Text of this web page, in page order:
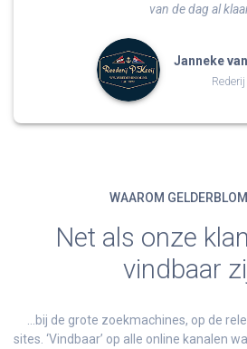
van de dag al
Janneke
WAAROM
Net als onze
vindbaar
…bij de grote zoekmachines, op de
sites. ‘Vindbaar’ op alle online kanalen